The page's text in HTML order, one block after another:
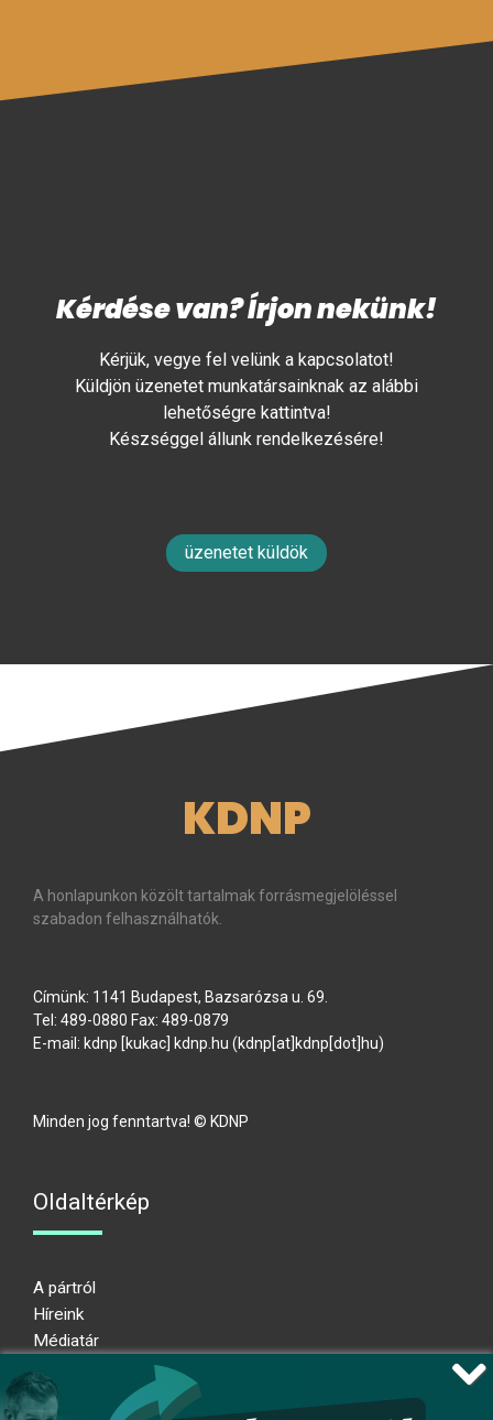
Kérdése van? Írjon nekünk!
Kérjük, vegye fel velünk a kapcsolatot!
Küldjön üzenetet munkatársainknak az alábbi
lehetőségre kattintva!
Készséggel állunk rendelkezésére!
üzenetet küldök
KDNP
A honlapunkon közölt tartalmak forrásmegjelöléssel
szabadon felhasználhatók.
Címünk: 1141 Budapest, Bazsarózsa u. 69.
Tel: 489-0880 Fax: 489-0879
E-mail: kdnp [kukac] kdnp.hu (kdnp[at]kdnp[dot]hu)
Minden jog fenntartva! © KDNP
Oldaltérkép
A pártról
Híreink
Médiatár
Adatkezelési nyilatkozat